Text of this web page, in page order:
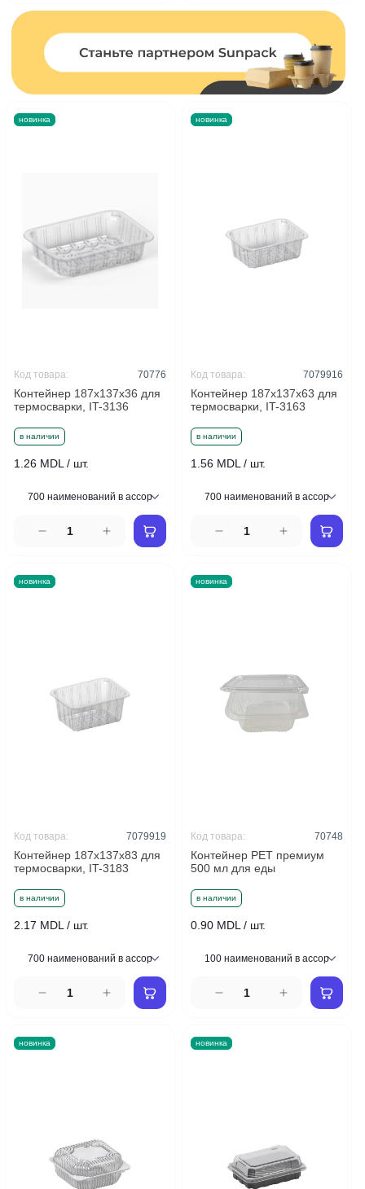
новинка
в наличии
Контейнер 187x137x36 для
термосварки, IT-3136
Код товара: 70776
1.26 MDL / шт.
новинка
в наличии
Контейнер 187x137x63 для
термосварки, IT-3163
Код товара: 7079916
1.56 MDL / шт.
новинка
в наличии
Контейнер 187x137x83 для
термосварки, IT-3183
Код товара: 7079919
2.17 MDL / шт.
новинка
в наличии
Контейнер PET премиум
500 мл для еды
Код товара: 70748
0.90 MDL / шт.
новинка новинка